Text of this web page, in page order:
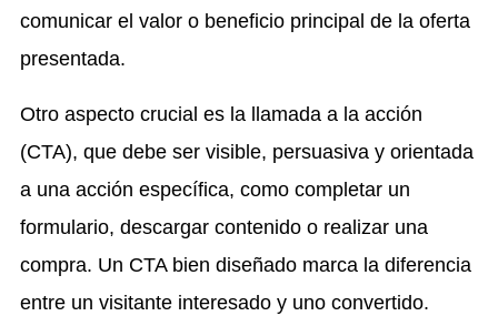
comunicar el valor o beneficio principal de la oferta
presentada.
Otro aspecto crucial es la llamada a la acción
(CTA), que debe ser visible, persuasiva y orientada
a una acción específica, como completar un
formulario, descargar contenido o realizar una
compra. Un CTA bien diseñado marca la diferencia
entre un visitante interesado y uno convertido.